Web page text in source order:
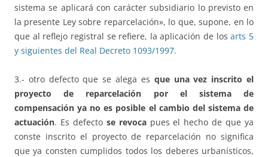
sistema se aplicará con carácter subsidiario lo previsto en
la presente Ley sobre reparcelación», lo que, supone, en lo
que al reflejo registral se refiere, la aplicación de losarts 5
y siguientes del Real Decreto 1093/1997.
3.- otro defecto que se alega es que una vez inscrito el
proyecto de reparcelación por el sistema de
compensación ya no es posible el cambio del sistema de
actuación. Es defecto se revocapues el hecho de que ya
conste inscrito el proyecto de reparcelación no significa
que ya consten cumplidos todos los deberes urbanísticos,